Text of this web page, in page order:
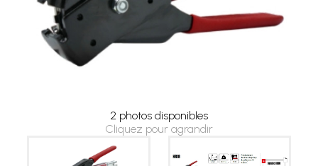
2 photos disponibles
Cliquez pour agrandir